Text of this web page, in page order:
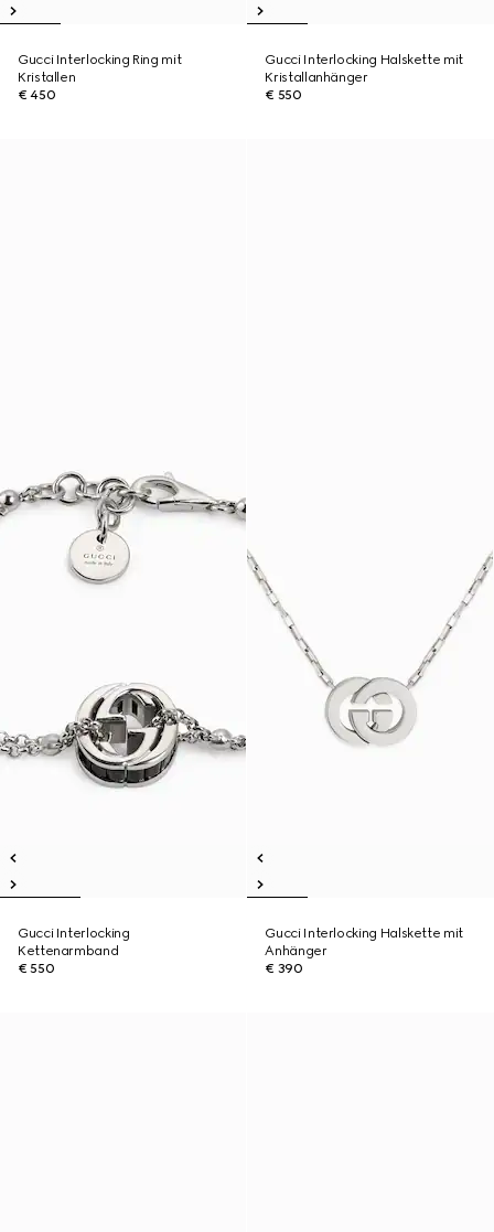
Gucci Interlocking Ring mit
Kristallen
€ 450
Gucci Interlocking Halskette mit
Kristallanhänger
€ 550
Gucci Interlocking
Kettenarmband
€ 550
Gucci Interlocking Halskette mit
Anhänger
€ 390